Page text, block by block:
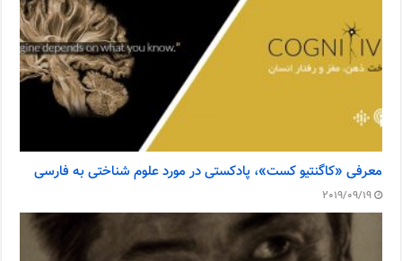
معرفی «کاگنتیو کست»، پادکستی در مورد علوم شناختی به فارسی
2019/09/19